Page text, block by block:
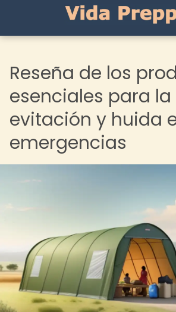
Reseña de los
esenciales para la
evitación y huida
emergencias